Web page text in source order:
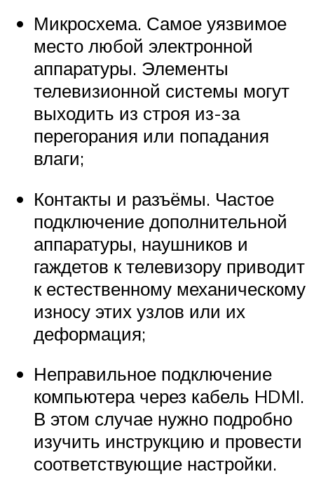
Микросхема. Самое уязвимое
место любой электронной
аппаратуры. Элементы
телевизионной системы могут
выходить из строя из-за
перегорания или попадания
влаги;
Контакты и разъёмы. Частое
подключение дополнительной
аппаратуры, наушников и
гаждетов к телевизору приводит
к естественному механическому
износу этих узлов или их
деформация;
Неправильное подключение
компьютера через кабель HDMI.
В этом случае нужно подробно
изучить инструкцию и провести
соответствующие настройки.